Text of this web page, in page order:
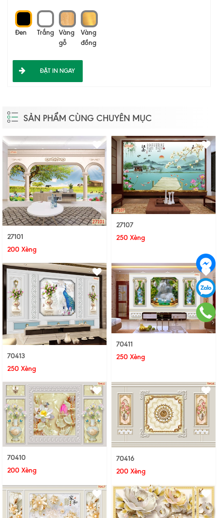
Đen Trắng Vàng
gỗ
Vàng
đồng
ĐẶT IN NGAY
SẢN PHẨM CÙNG CHUYÊN MỤC
27101
200 Xèng
27107
250 Xèng
70413
250 Xèng
70411
250 Xèng
70410
200 Xèng
70416
200 Xèng